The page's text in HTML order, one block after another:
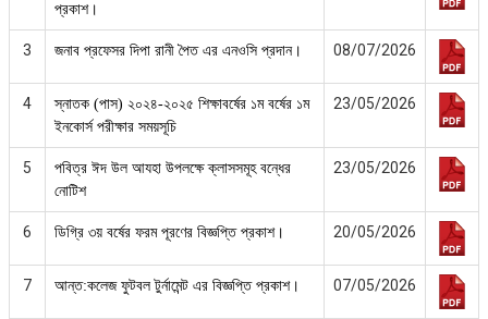
প্রকাশ।
3 জনাব প্রফেসর দিপা রানী পৈত এর এনওসি প্রদান। 08/07/2026
4
স্নাতক (পাস) ২০২৪-২০২৫ শিক্ষাবর্ষের ১ম বর্ষের ১ম
ইনকোর্স পরীক্ষার সময়সূচি
23/05/2026
5
পবিত্র ঈদ উল আযহা উপলক্ষে ক্লাসসমূহ বন্ধের
নোটিশ
23/05/2026
6 ডিগ্রি ৩য় বর্ষের ফরম পূরণের বিজ্ঞপ্তি প্রকাশ। 20/05/2026
7 আন্ত:কলেজ ফুটবল টুর্নামেন্ট এর বিজ্ঞপ্তি প্রকাশ। 07/05/2026